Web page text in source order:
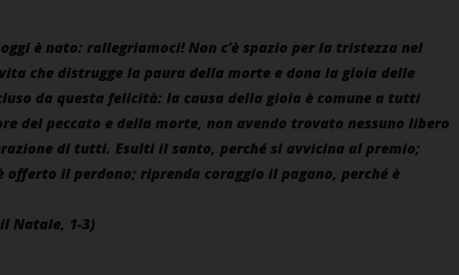
è nato: rallegriamoci! Non c’è spazio per la tristezza nel
che distrugge la paura della morte e dona la gioia delle
da questa felicità: la causa della gioia è comune a tutti
del peccato e della morte, non avendo trovato nessuno libero
di tutti. Esulti il santo, perché si avvicina al premio;
offerto il perdono; riprenda coraggio il pagano, perché è
Natale, 1-3)